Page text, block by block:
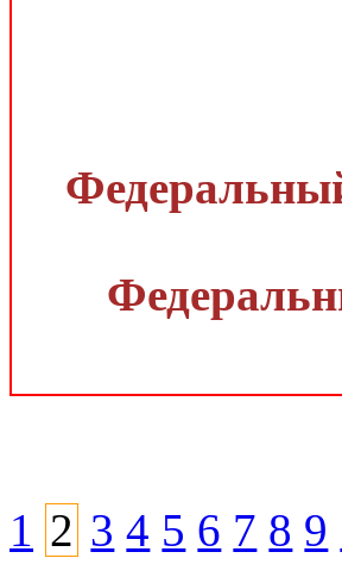
1 2 3 4 5 6 7 8 9